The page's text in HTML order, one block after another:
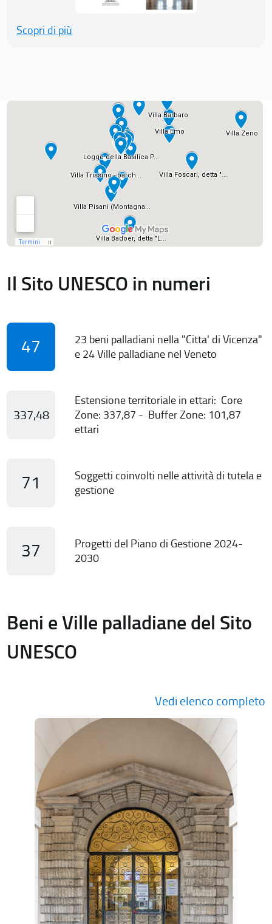
Scopri di più
Il Sito UNESCO in numeri
47
23 beni palladiani nella "Citta' di Vicenza"
e 24 Ville palladiane nel Veneto
337,48
Estensione territoriale in ettari: Core
Zone: 337,87 - Buffer Zone: 101,87
ettari
71
Soggetti coinvolti nelle attività di tutela e
gestione
37
Progetti del Piano di Gestione 2024-
2030
Beni e Ville palladiane del Sito
UNESCO
Vedi elenco completo